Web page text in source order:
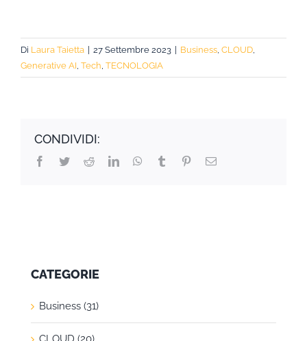
Di Laura Taietta 27 Settembre 2023 Business CLOUD
Generative AI Tech TECNOLOGIA
CONDIVIDI:
Facebook
TwitterRedditLinkedInWhatsApp
Tumblr PinterestEmail
CATEGORIE
Business (31)